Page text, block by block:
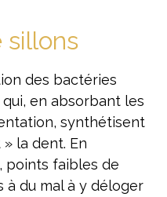
sillons
des bactéries
en absorbant les
synthétisent
la dent. En
points faibles de
à du mal à y déloger